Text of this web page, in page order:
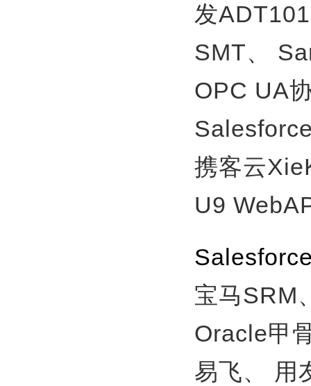
发
SMT、
OPC UA
携客云
U9
宝马SRM
Oracle甲
易飞、
用